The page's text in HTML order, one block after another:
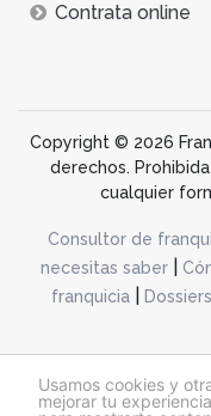
Usamos cookies y
mejorar tu
Contrata online
Copyright © 2026
derechos.
cualquier
Consultor de
necesitas saber
franquicia|